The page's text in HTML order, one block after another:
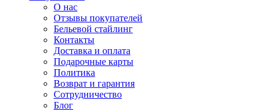
О нас
Отзывы покупателей
Бельевой стайлинг
Контакты
Доставка и оплата
Подарочные карты
Политика
Возврат и гарантия
Сотрудничество
Блог